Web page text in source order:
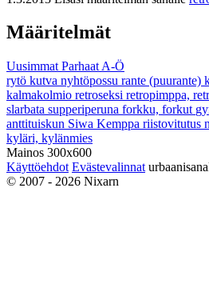
Määritelmät
Uusimmat Parhaat A-Ö
rytö kutva nyhtöpossu rante (puurante)
kalmakolmio retroseksi retropimppa,
slarbata supperiperuna forkku, forkut
anttituiskun Siwa Kemppa riistovitutus
kyläri, kylänmies
Mainos 300x600
Käyttöehdot Evästevalinnat
© 2007 - 2026 Nixarn